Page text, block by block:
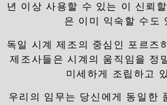
년 이상 사용할 수 있는 이 신뢰
은 이미 익숙할 수도
독일 시계 제조의 중심인 포르즈
제조사들은 시계의 움직임을 정
미세하게 조립하고
우리의 임무는 당신에게 동일한